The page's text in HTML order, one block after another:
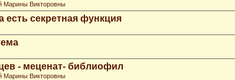
Марины Викторовны
есть секретная функция
- меценат- библиофил
Марины Викторовны